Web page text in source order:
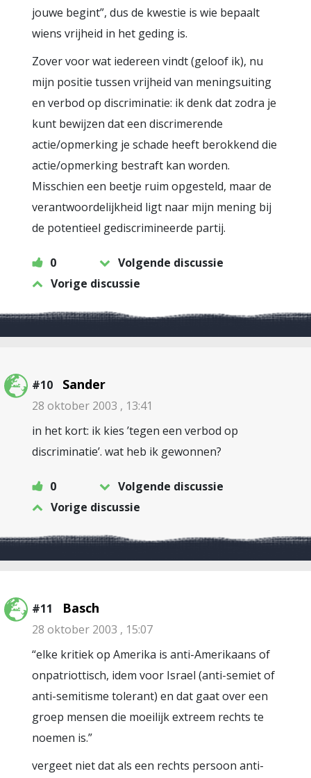
jouwe begint”, dus de kwestie is wie bepaalt
wiens vrijheid in het geding is.
Zover voor wat iedereen vindt (geloof ik), nu
mijn positie tussen vrijheid van meningsuiting
en verbod op discriminatie: ik denk dat zodra je
kunt bewijzen dat een discrimerende
actie/opmerking je schade heeft berokkend die
actie/opmerking bestraft kan worden.
Misschien een beetje ruim opgesteld, maar de
verantwoordelijkheid ligt naar mijn mening bij
de potentieel gediscrimineerde partij.
0
Volgende discussie
Vorige discussie
#10 Sander
28 oktober 2003 , 13:41
in het kort: ik kies ’tegen een verbod op
discriminatie’. wat heb ik gewonnen?
0
Volgende discussie
Vorige discussie
#11 Basch
28 oktober 2003 , 15:07
“elke kritiek op Amerika is anti-Amerikaans of
onpatriottisch, idem voor Israel (anti-semiet of
anti-semitisme tolerant) en dat gaat over een
groep mensen die moeilijk extreem rechts te
noemen is.”
vergeet niet dat als een rechts persoon anti-